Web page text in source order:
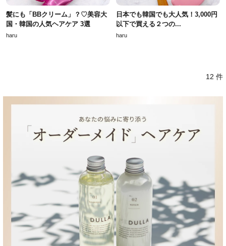
髪にも「BBクリーム」？♡美容大
国・韓国の人気ヘアケア 3選
haru
日本でも韓国でも大人気！3,000円
以下で買える２つの...
haru
12 件